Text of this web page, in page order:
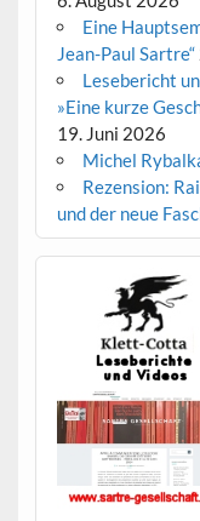
Eine
Jean-Paul Sartre“
Lesebericht
»Eine kurze
19. Juni 2026
Michel
Rezension:
und der neue